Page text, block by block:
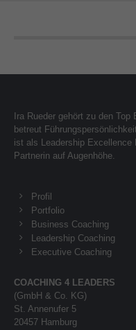
Ira Rueder gehört zu den
betreut
ist als Leadership Excellence
Partnerin auf Augenhöhe.
Profil
Portfolio
Business Coaching
Leadership Coaching
Executive Coaching
COACHING 4 LEADERS
(GmbH & Co. KG)
St. Annenufer 5
20457 Hamburg